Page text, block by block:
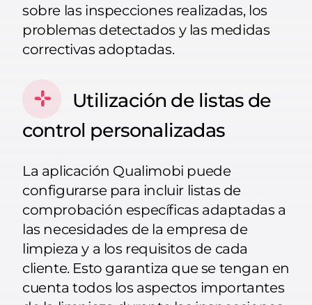
sobre las inspecciones realizadas, los
problemas detectados y las medidas
correctivas adoptadas.
Utilización de listas de
control personalizadas
La aplicación Qualimobi puede
configurarse para incluir listas de
comprobación específicas adaptadas a
las necesidades de la empresa de
limpieza y a los requisitos de cada
cliente. Esto garantiza que se tengan en
cuenta todos los aspectos importantes